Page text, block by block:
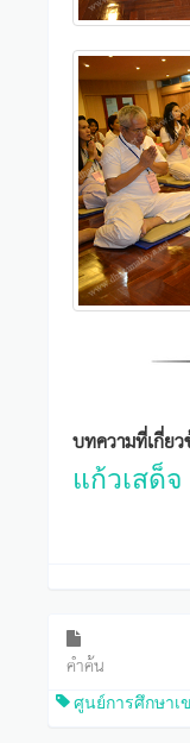
บทความที่เกี่ยว
แก้วเสด็จ
คำค้น
ศูนย์การศึกษาเ